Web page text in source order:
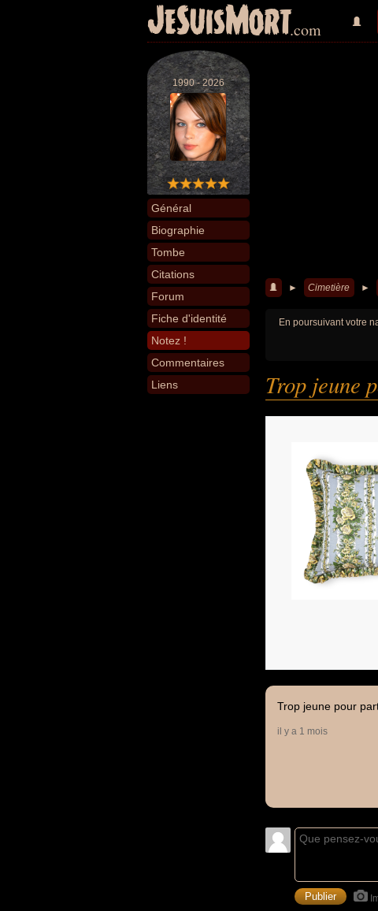
JeSuisMort.com
1990 - 2026
Général
Biographie
Tombe
Citations
Forum
Fiche d'identité
Notez !
Commentaires
Liens
► Cimetière ►
En poursuivant votre
Trop jeune
Trop jeune pour
il y a 1 mois